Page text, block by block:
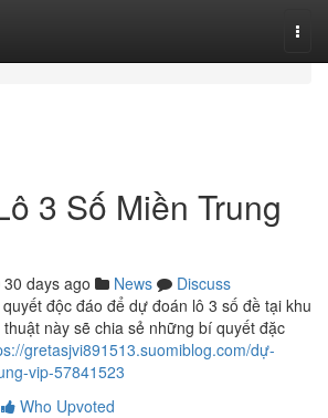
3 Số Miền Trung
30 days ago News
Discuss
độc đáo để dự đoán lô 3 số đề tại khu
này sẽ chia sẻ những bí quyết đặc
gretasjvi891513.suomiblog.com/dự-
vip-57841523
Who Upvoted